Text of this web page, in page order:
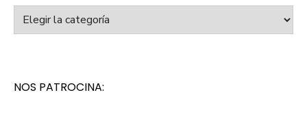
Categorías
NOS PATROCINA: